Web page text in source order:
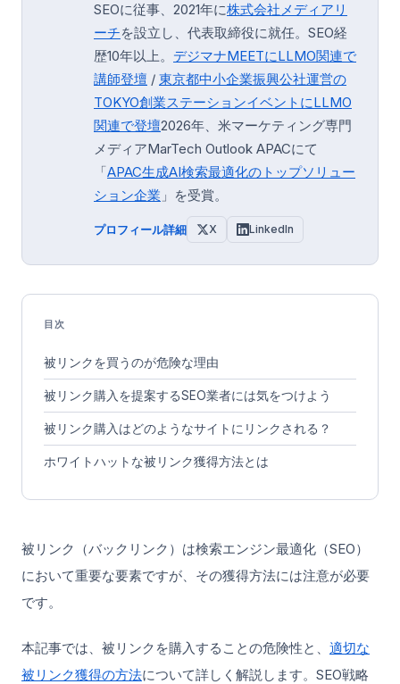
SEOに従事、2021年に株式会社メディアリ
ーチを設立し、代表取締役に就任。SEO経
歴10年以上。 デジマナMEETにLLMO関連で
講師登壇 / 東京都中小企業振興公社運営の
TOKYO創業ステーションイベントにLLMO
関連で登壇2026年、米マーケティング専門
メディアMarTech Outlook APACにて
「APAC生成AI検索最適化のトップソリュー
ション企業 」を受賞。
プロフィール詳細 X LinkedIn
目次
被リンクを買うのが危険な理由
被リンク購入を提案するSEO業者には気をつけよう
被リンク購入はどのようなサイトにリンクされる？
ホワイトハットな被リンク獲得方法とは
被リンク（バックリンク）は検索エンジン最適化（SEO）
において重要な要素ですが、その獲得方法には注意が必要
です。
本記事では、被リンクを購入することの危険性と、 適切な
被リンク獲得の方法について詳しく解説します。SEO戦略